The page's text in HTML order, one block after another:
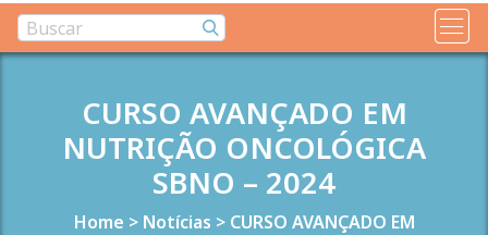
CURSO AVANÇADO EM
NUTRIÇÃO ONCOLÓGICA
SBNO – 2024
Home > Notícias > CURSO AVANÇADO EM